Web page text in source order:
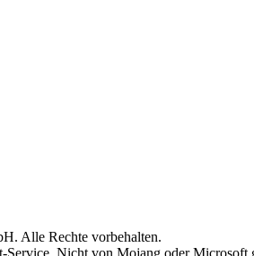
Alle Rechte vorbehalten.
Nicht von Mojang oder Microsoft